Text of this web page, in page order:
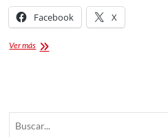
Facebook X
Ver másPresentación
la